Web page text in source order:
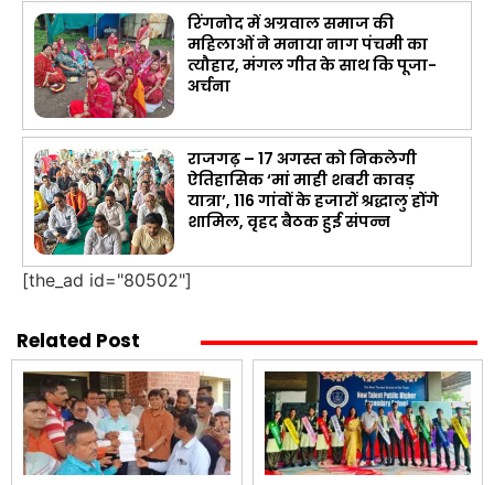
रिंगनोद में अग्रवाल समाज की
महिलाओं ने मनाया नाग पंचमी का
त्यौहार, मंगल गीत के साथ कि पूजा-
अर्चना
राजगढ़ – 17 अगस्त को निकलेगी
ऐतिहासिक ‘मां माही शबरी कावड़
यात्रा’, 116 गांवों के हजारों श्रद्धालु होंगे
शामिल, वृहद बैठक हुई संपन्न
[the_ad id="80502"]
Related Post